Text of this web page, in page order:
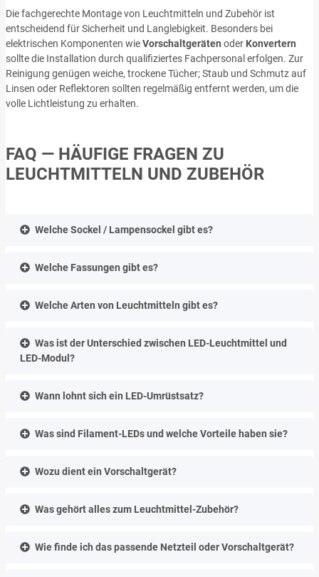
Die fachgerechte Montage von Leuchtmitteln und Zubehör ist
entscheidend für Sicherheit und Langlebigkeit. Besonders bei
elektrischen Komponenten wieVorschaltgeräten oder Konvertern
sollte die Installation durch qualifiziertes Fachpersonal erfolgen. Zur
Reinigung genügen weiche, trockene Tücher; Staub und Schmutz auf
Linsen oder Reflektoren sollten regelmäßig entfernt werden, um die
volle Lichtleistung zu erhalten.
FAQ — HÄUFIGE FRAGEN ZU
LEUCHTMITTELN UND ZUBEHÖR
Welche Sockel / Lampensockel gibt es?
Welche Fassungen gibt es?
Welche Arten von Leuchtmitteln gibt es?
Was ist der Unterschied zwischen LED-Leuchtmittel und
LED-Modul?
Wann lohnt sich ein LED-Umrüstsatz?
Was sind Filament-LEDs und welche Vorteile haben sie?
Wozu dient ein Vorschaltgerät?
Was gehört alles zum Leuchtmittel-Zubehör?
Wie finde ich das passende Netzteil oder Vorschaltgerät?